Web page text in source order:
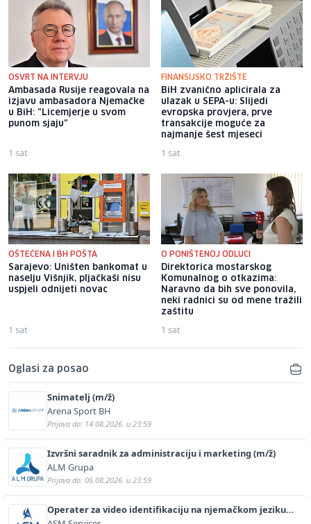
OSVRT NA INTERVJU
Ambasada Rusije reagovala na
izjavu ambasadora Njemačke
u BiH: "Licemjerje u svom
punom sjaju"
1 sat
FINANSIJSKO TRŽIŠTE
BiH zvanično aplicirala za
ulazak u SEPA-u: Slijedi
evropska provjera, prve
transakcije moguće za
najmanje šest mjeseci
1 sat
OŠTEĆENA I BH POŠTA
Sarajevo: Uništen bankomat u
naselju Višnjik, pljačkaši nisu
uspjeli odnijeti novac
1 sat
O PONIŠTENOJ ODLUCI
Direktorica mostarskog
Komunalnog o otkazima:
Naravno da bih sve ponovila,
neki radnici su od mene tražili
zaštitu
1 sat
Oglasi za posao
Snimatelj (m/ž)
Arena Sport BH
Prijava do: 14.08.2026. u 23:59
Izvršni saradnik za administraciju i marketing (m/ž)
ALM Grupa
Prijava do: 06.08.2026. u 23:59
Operater za video identifikaciju na njemačkom jeziku
(m/ž)